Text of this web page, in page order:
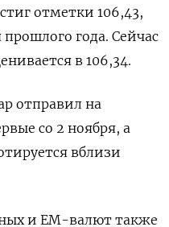
отметки 106,43,
года. Сейчас
в 106,34.
отправил на
со 2 ноября, а
вблизи
и ЕМ-валют также